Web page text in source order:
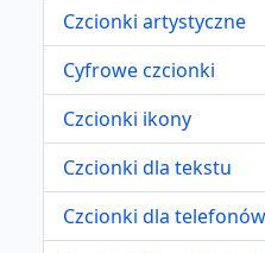
Czcionki artystyczne
Cyfrowe czcionki
Czcionki ikony
Czcionki dla tekstu
Czcionki dla telefonów